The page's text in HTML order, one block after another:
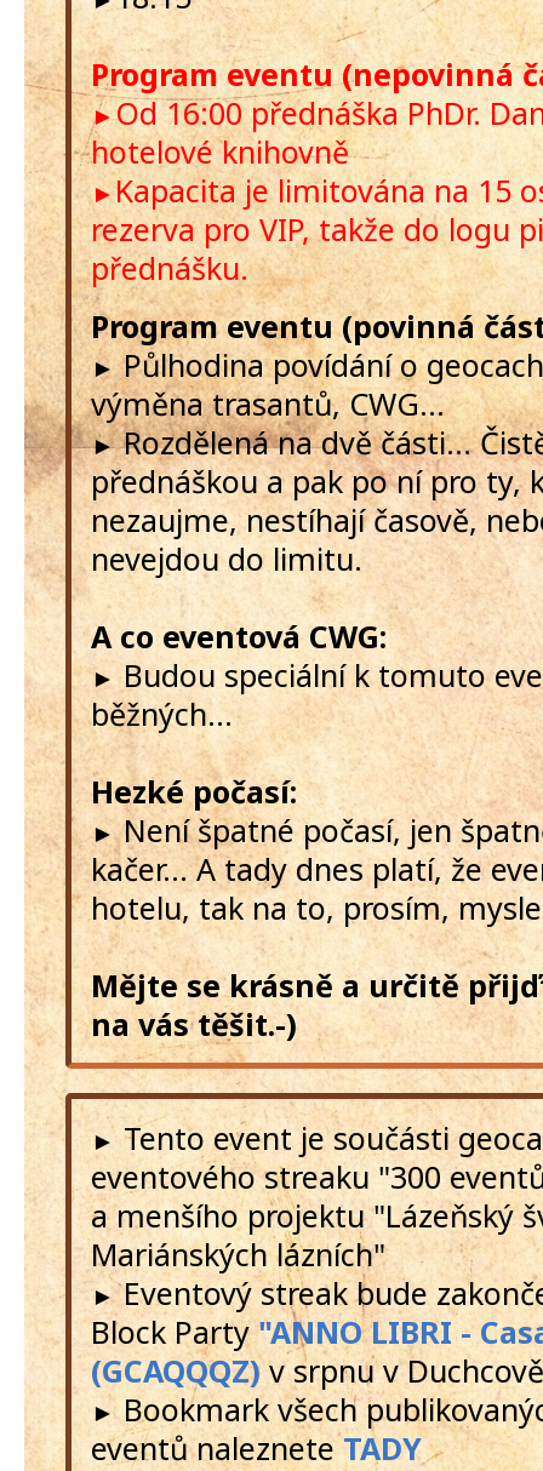
Program eventu (nepovinná
►Od 16:00 přednáška PhDr.
hotelové knihovně
►Kapacita je limitována na 15
rezerva pro VIP, takže do logu
přednášku.
Program eventu (povinná
►Půlhodina povídání o
výměna trasantů, CWG...
►Rozdělená na dvě části...
přednáškou a pak po ní pro ty,
nezaujme, nestíhají časově,
nevejdou do limitu.
A co eventová CWG:
►Budou speciální k tomuto
běžných...
Hezké počasí:
►Není špatné počasí, jen
kačer... A tady dnes platí, že
hotelu, tak na to, prosím,
Mějte se krásně a určitě
na vás těšit.-)
► Tento event je součásti
eventového streaku "300
a menšího projektu "Lázeňský
Mariánských lázních"
►Eventový streak bude
Block Party"ANNO LIBRI -
(GCAQQQZ)v srpnu v Duchcově
►Bookmark všech
eventů nalezneteTADY